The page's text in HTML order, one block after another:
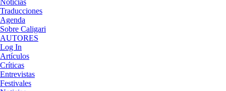
Noticias
Traducciones
Agenda
Sobre Caligari
AUTORES
Log In
Artículos
Críticas
Entrevistas
Festivales